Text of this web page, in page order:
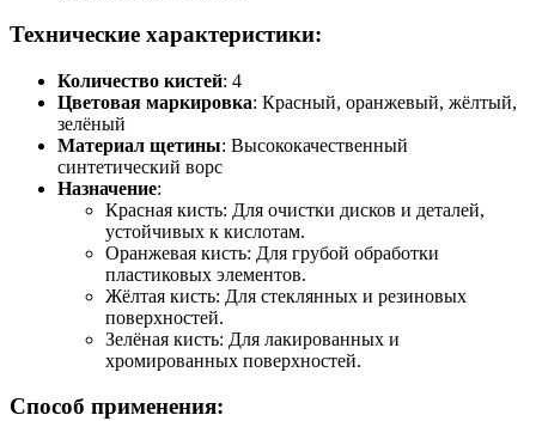
Технические характеристики:
Количество кистей: 4
Цветовая маркировка: Красный, оранжевый, жёлтый,
зелёный
Материал щетины: Высококачественный
синтетический ворс
Назначение:
Красная кисть: Для очистки дисков и деталей,
устойчивых к кислотам.
Оранжевая кисть: Для грубой обработки
пластиковых элементов.
Жёлтая кисть: Для стеклянных и резиновых
поверхностей.
Зелёная кисть: Для лакированных и
хромированных поверхностей.
Способ применения: